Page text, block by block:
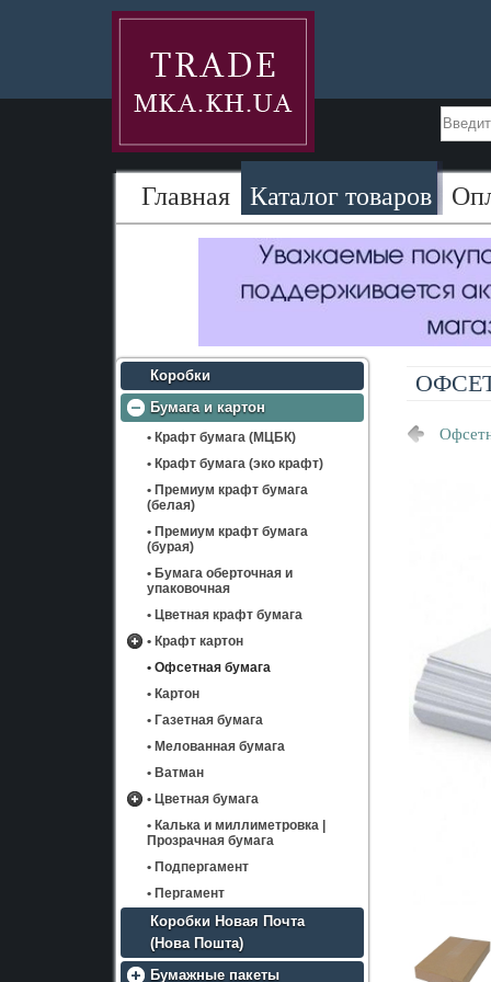
Главная Каталог товаров
Коробки
Бумага и картон
• Крафт бумага (МЦБК)
• Крафт бумага (эко крафт)
• Премиум крафт бумага
(белая)
• Премиум крафт бумага
(бурая)
• Бумага оберточная и
упаковочная
• Цветная крафт бумага
• Крафт картон
Крафт картон "SmurfitKappa"
Крафт картон "SmurfitKappa"
400 г/м2
Крафт картон "SmurfitKappa"
115 г/м2
Крафт картон "SmurfitKappa"
225 г/м2
275 г/м2
300 г/м2
• Офсетная бумага
• Картон
• Газетная бумага
• Мелованная бумага
• Ватман
• Цветная бумага
Цветная бумага Spectra color
Цветная бумага Spectra
color A4
color A3
Цветная бумага Maestro Color
• Цветная бумага Maestro
• Цветная бумага Maestro
Color A4
• Калька и миллиметровка |
Прозрачная бумага
• Подпергамент
• Пергамент
Коробки Новая Почта
(Нова Пошта)
Бумажные пакеты